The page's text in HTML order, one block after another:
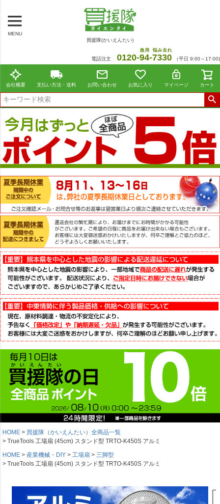
MENU
買援隊(かいえんたい)
電話注文 0120-94
急用
-7330
悩み去れ
（平日 9:00～17:00)
会社概要 支払い方法・送料 お問い合わせ お気に入り マイページ カート
HOME
買援隊（かいえんたい）全商品一覧
TrueTools 工場扇 (45cm) スタンド型 TRTO-K450S アルミ
HOME
産業機械・DIY 工場扇
三脚型
TrueTools 工場扇 (45cm) スタンド型 TRTO-K450S アルミ